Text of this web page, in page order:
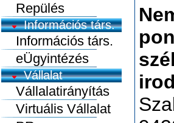
Repülés
Információs társ.
Információs társ.
eÜgyintézés
Vállalat
Vállalatirányítás
Virtuális Vállalat